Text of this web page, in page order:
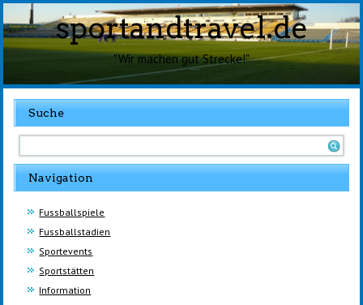
sportandtravel.de
"Wir machen gut Strecke!"
Suche
Navigation
Fussballspiele
Fussballstadien
Sportevents
Sportstätten
Information